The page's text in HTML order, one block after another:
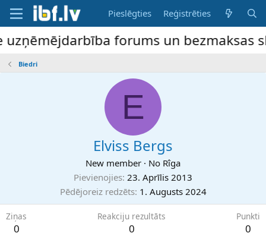
Pieslēgties Reģistrēties
forums un bezmaksas
Biedri
E
Elviss Bergs
New member · No Rîga
Pievienojies 23. Aprīlis 2013
Pēdējoreiz redzēts 1. Augusts 2024
Ziņas
0
Reakciju rezultāts
0
Punkti
0